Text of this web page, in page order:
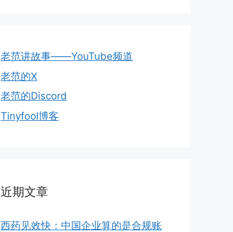
老范讲故事——YouTube频道
老范的X
老范的Discord
Tinyfool博客
近期文章
西药见效快：中国企业算的是合规账